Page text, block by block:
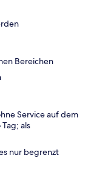
Bereichen
Service auf dem
als
nur begrenzt